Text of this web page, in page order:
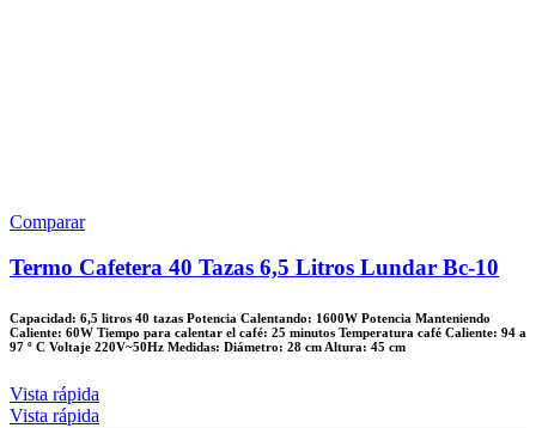
Comparar
Termo Cafetera 40 Tazas 6,5 Litros Lundar Bc-10
Capacidad: 6,5 litros 40 tazas Potencia Calentando: 1600W Potencia Manteniendo
Caliente: 60W Tiempo para calentar el café: 25 minutos Temperatura café Caliente: 94 a
97 º C Voltaje 220V~50Hz Medidas: Diámetro: 28 cm Altura: 45 cm
Vista rápida
Vista rápida